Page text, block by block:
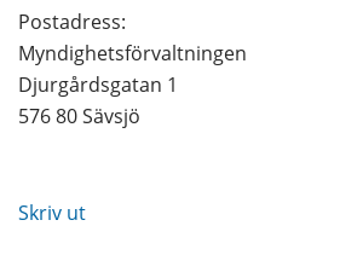
Postadress:
Myndighetsförvaltningen
Djurgårdsgatan 1
576 80 Sävsjö
Skriv ut